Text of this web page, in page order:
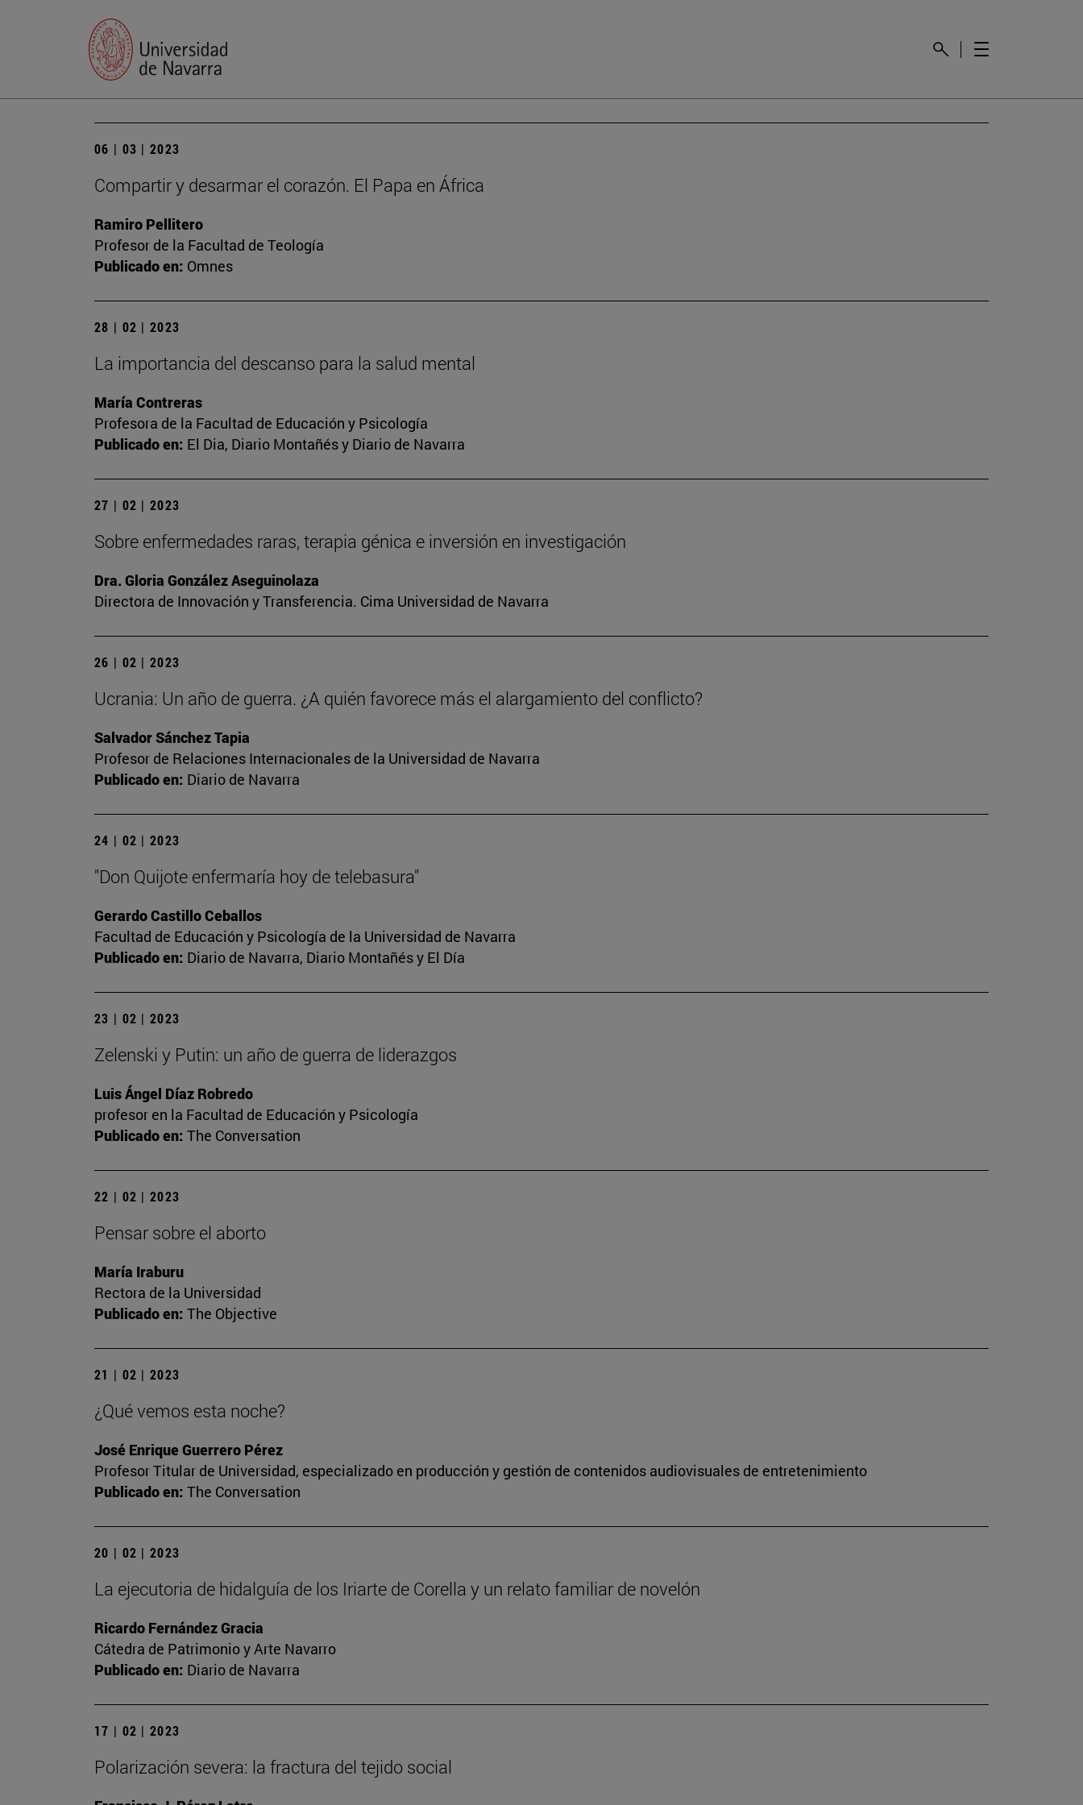
06 | 03 | 2023
Compartir y desarmar el corazón. El Papa en África
Ramiro Pellitero
Profesor de la Facultad de Teología
Publicado en: Omnes
28 | 02 | 2023
La importancia del descanso para la salud mental
María Contreras
Profesora de la Facultad de Educación y Psicología
Publicado en: El Dia, Diario Montañés y Diario de Navarra
27 | 02 | 2023
Sobre enfermedades raras, terapia génica e inversión en investigación
Dra. Gloria González Aseguinolaza
Directora de Innovación y Transferencia. Cima Universidad de Navarra
26 | 02 | 2023
Ucrania: Un año de guerra. ¿A quién favorece más el alargamiento del conflicto?
Salvador Sánchez Tapia
Profesor de Relaciones Internacionales de la Universidad de Navarra
Publicado en: Diario de Navarra
24 | 02 | 2023
"Don Quijote enfermaría hoy de telebasura"
Gerardo Castillo Ceballos
Facultad de Educación y Psicología de la Universidad de Navarra
Publicado en: Diario de Navarra, Diario Montañés y El Día
23 | 02 | 2023
Zelenski y Putin: un año de guerra de liderazgos
Luis Ángel Díaz Robredo
profesor en la Facultad de Educación y Psicología
Publicado en: The Conversation
22 | 02 | 2023
Pensar sobre el aborto
María Iraburu
Rectora de la Universidad
Publicado en: The Objective
21 | 02 | 2023
¿Qué vemos esta noche?
José Enrique Guerrero Pérez
Profesor Titular de Universidad, especializado en producción y gestión de contenidos audiovisuales de entretenimiento
Publicado en: The Conversation
20 | 02 | 2023
La ejecutoria de hidalguía de los Iriarte de Corella y un relato familiar de novelón
Ricardo Fernández Gracia
Cátedra de Patrimonio y Arte Navarro
Publicado en: Diario de Navarra
17 | 02 | 2023
Polarización severa: la fractura del tejido social